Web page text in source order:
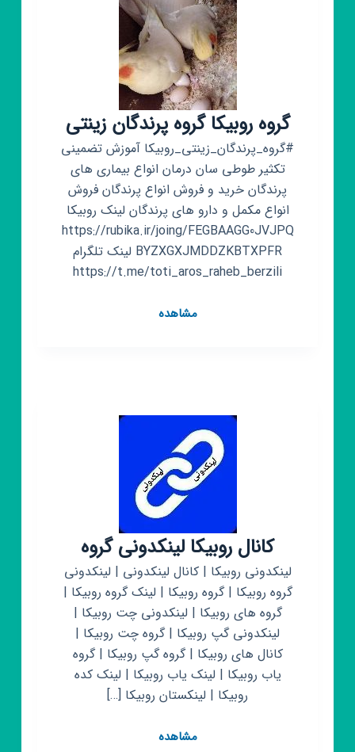
گروه روبیکا گروه پرندگان زینتی
#گروه_پرندگان_زینتی_روبیکا آموزش تضمینی
تکثیر طوطی سان درمان انواع بیماری های
پرندگان خرید و فروش انواع پرندگان فروش
انواع مکمل و دارو های پرندگان لینک روبیکا
https://rubika.ir/joing/FEGBAAGG0JVJPQ
BYZXGXJMDDZKBTXPFR لینک تلگرام
https://t.me/toti_aros_raheb_berzili
مشاهدهگروه
کانال روبیکا لینکدونی گروه
لینکدونی روبیکا | کانال لینکدونی | لینکدونی
گروه روبیکا | گروه روبیکا | لینک گروه روبیکا |
گروه های روبیکا | لینکدونی چت روبیکا |
لینکدونی گپ روبیکا | گروه چت روبیکا |
کانال های روبیکا | گروه گپ روبیکا | گروه
یاب روبیکا | لینک یاب روبیکا | لینک کده
روبیکا | لینکستان روبیکا […]
مشاهدهکانال